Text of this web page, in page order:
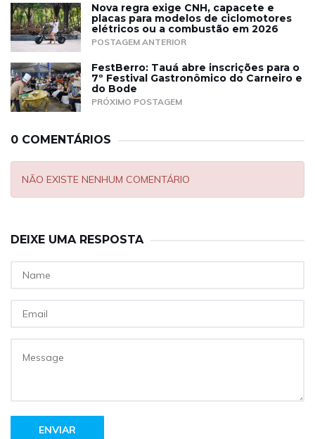
Nova regra exige CNH, capacete e
placas para modelos de ciclomotores
elétricos ou a combustão em 2026
POSTAGEM ANTERIOR
FestBerro: Tauá abre inscrições para o
7º Festival Gastronômico do Carneiro e
do Bode
PRÓXIMO POSTAGEM
0 COMENTÁRIOS
NÃO EXISTE NENHUM COMENTÁRIO
DEIXE UMA RESPOSTA
ENVIAR